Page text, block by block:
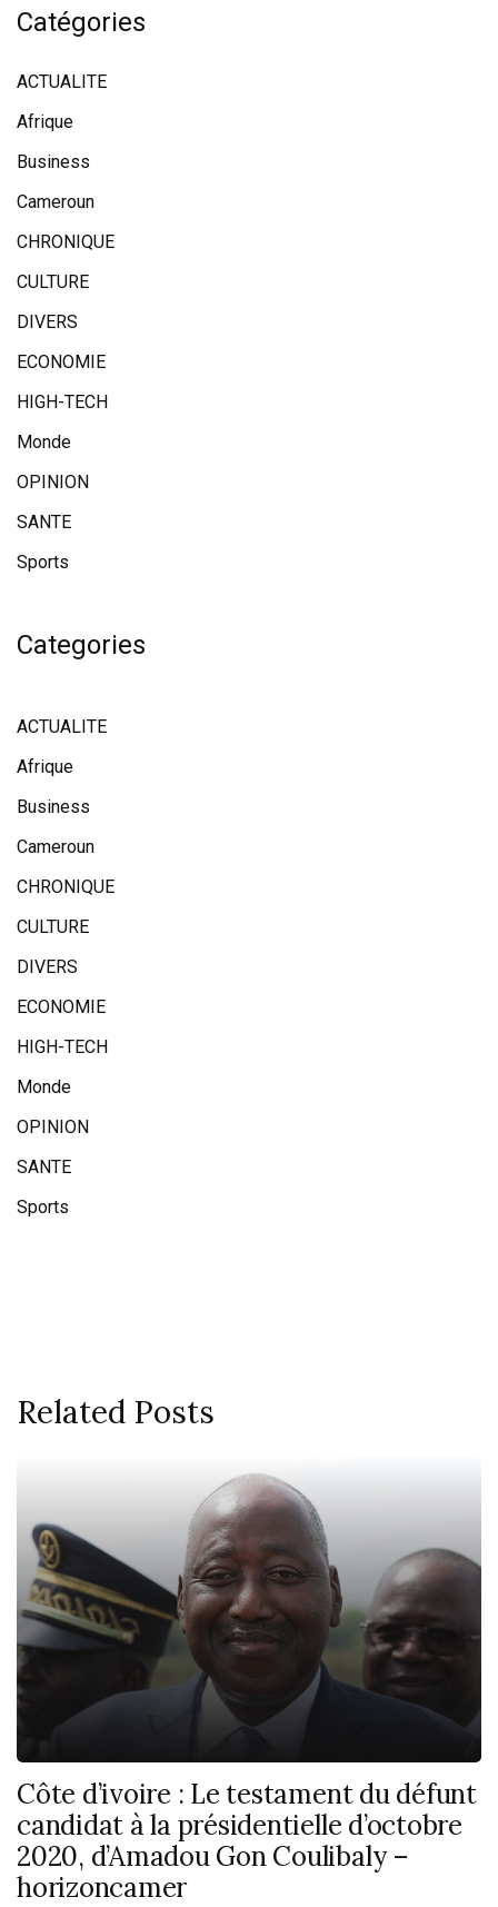
Catégories
ACTUALITE
Afrique
Business
Cameroun
CHRONIQUE
CULTURE
DIVERS
ECONOMIE
HIGH-TECH
Monde
OPINION
SANTE
Sports
Categories
ACTUALITE
Afrique
Business
Cameroun
CHRONIQUE
CULTURE
DIVERS
ECONOMIE
HIGH-TECH
Monde
OPINION
SANTE
Sports
Related Posts
Côte d’ivoire : Le testament du défunt
candidat à la présidentielle d’octobre
2020, d’Amadou Gon Coulibaly –
horizoncamer